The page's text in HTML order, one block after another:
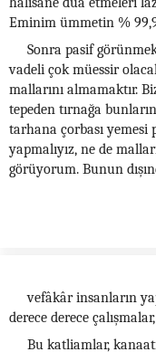
Eminim ümmetin %
Sonra pasif
vadeli çok müessir
mallarını almamaktır.
tepeden tırnağa
tarhana çorbası yemesi
yapmalıyız, ne de
görüyorum. Bunun
vefâkâr insanların
derece derece
Bu katliamlar,